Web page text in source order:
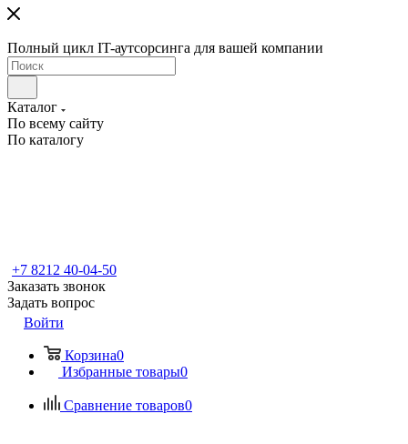
Полный цикл IT-аутсорсинга для вашей компании
Каталог
По всему сайту
По каталогу
+7 8212 40-04-50
Заказать звонок
Задать вопрос
Войти
Корзина0
Избранные товары0
Сравнение товаров0